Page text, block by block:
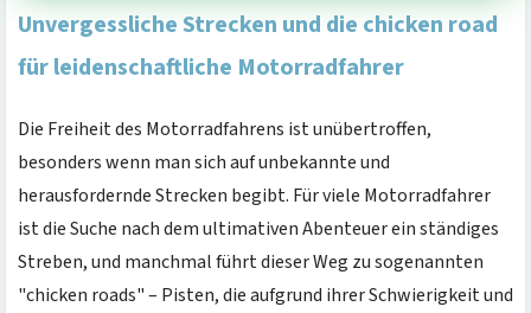
Unvergessliche Strecken und die chicken road
für leidenschaftliche Motorradfahrer
Die Freiheit des Motorradfahrens ist unübertroffen,
besonders wenn man sich auf unbekannte und
herausfordernde Strecken begibt. Für viele Motorradfahrer
ist die Suche nach dem ultimativen Abenteuer ein ständiges
Streben, und manchmal führt dieser Weg zu sogenannten
"chicken roads" – Pisten, die aufgrund ihrer Schwierigkeit und